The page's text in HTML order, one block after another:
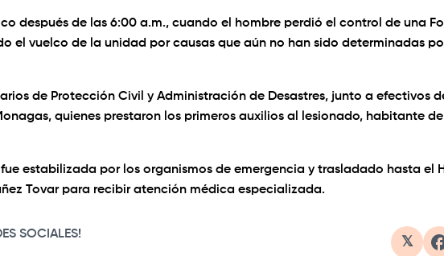
después de las 6:00 a.m., cuando el hombre perdió el control de una
el vuelco de la unidad por causas que aún no han sido determinadas
de Protección Civil y Administración de Desastres, junto a efectivos
quienes prestaron los primeros auxilios al lesionado, habitante
estabilizada por los organismos de emergencia y trasladado hasta el
Tovar para recibir atención médica especializada.
SOCIALES!
𝕏